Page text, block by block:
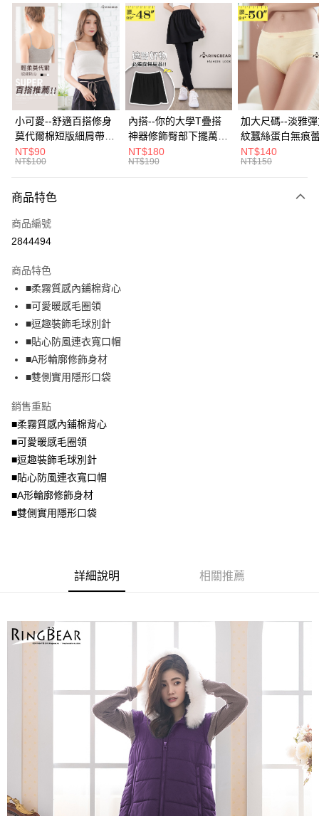
超商取貨付款
LINE Pay
Apple Pay
街口支付
悠遊付
Google Pay
全盈+PAY
大哥付你分期
【大哥付你分期使用說明】
1.本服務由台灣大哥大提供，台灣大哥大用戶可立即使用無須另外申請。
流程，驗證手機門號後，選擇欲分期的期數、繳款截止日，確認付款後即完
成交易。
3.實際核准額度、可分期數及費用金額請依後續交易確認頁面所載為準。
4.訂單成立30分鐘內，如未前往確認交易或遇審核未通過，訂單將自動取
法說明評估內容。
【繳款方式說明】
1.分期款項不併入電信帳單，「大哥付你分期」於每月結算日後寄送繳費提
醒簡訊。
2.透過簡訊連結打開帳單後，可選擇「超商條碼／台灣大直營門市／銀行轉
【注意事項】
1.本服務係由「台灣大哥大股份有限公司」（以下簡稱本公司）所提供，讓
用戶於交易時，得透過本服務購買商品或服務，並由商店將買賣／分期付款
買賣價金債權讓與本公司後，依約使用本公司帳單繳交帳款。
資料（包含姓名、電話或地址）提供予台灣大哥大進項蒐集、處理及利用，
由本公司與您本人進行分期帳單所需資料之確認、核對及更正。
3.完整用戶服務條款，請詳閱以下連結：
AFTEE先享後付
【關於「AFTEE先享後付」】
AFTEE先享後付是「在收到商品之後才付款」的支付方式。 讓您購物簡單
便利好安心！
１．簡單：不需註冊會員、不需綁卡、不需儲值。
２．便利：只要手機號碼，簡訊認證，即可結帳。
３．安心：先確認商品／服務後，再付款。
【「AFTEE先享後付」結帳流程】
１．於結帳方式選擇「AFTEE先享後付」後，將跳轉至「AFTEE先享後付」
３．收到繳費通知簡訊後14天內，點擊此簡訊中的連結，可透過四大超商／
ATM／網路銀行／等多元方式進行付款，方視為交易完成。
※ 請注意：結帳手續完成當下不需立刻繳費，但若您需要取消訂單，請聯絡
購買商品的店家。未經商家同意取消之訂單仍視為有效，需透過AFTEE先享
後付繳納相關費用。
※ 交易是否成功請以「AFTEE先享後付 」之結帳頁面顯示為準，若有關於
是否繳費成功／繳費後需取消欲退款等相關疑問，請聯繫「AFTEE先享後付
客戶支援中心」https://netprotections.freshdesk.com/support/home
２．關於個人資料處理事宜，請瀏覽以下網址：
https://aftee.tw/terms/#terms3
任。
４．使用「AFTEE先享後付」時，將依據個別帳號之用戶狀況，依本公司即
時審查核予不同之上限額度；若仍有額度不足之情形，本公司將視審查結果
５．嚴禁一人註冊多個帳號或使用他人資訊註冊。若發現惡意使用之情形，
恩沛科技股份有限公司將有權停止該用戶之使用額度並採取法律行動。
全家取貨付款
每筆NT$70，滿NT$699(含以上)免運費
付款後全家取貨
每筆NT$70，滿NT$699(含以上)免運費
7-11取貨付款
每筆NT$70，滿NT$799(含以上)免運費
付款後7-11取貨
每筆NT$70，滿NT$699(含以上)免運費
宅配
小可愛--舒適百搭修身
莫代爾棉短版細肩帶素
色背心(白.黑.灰L-2L)-
U582眼圈熊中大尺碼
NT$90
NT$100
內搭--你的大學T疊搭
神器修飾臀部下擺萬用
內搭裙/遮臀裙(黑2L-
6L)-Q155眼圈熊中大
NT$180
NT$190
加大尺碼--淡雅
紋蠶絲蛋白無痕
角內褲(白.粉.藍.
3L)-L28眼圈熊中
NT$140
NT$150
商品特色
商品編號
2844494
商品特色
■柔霧質感內鋪棉背心
■可愛暖感毛圈領
■逗趣裝飾毛球別針
■貼心防風連衣寬口帽
■A形輪廓修飾身材
■雙側實用隱形口袋
銷售重點
■柔霧質感內鋪棉背心
■可愛暖感毛圈領
■逗趣裝飾毛球別針
■貼心防風連衣寬口帽
■A形輪廓修飾身材
■雙側實用隱形口袋
詳細說明 相關推薦